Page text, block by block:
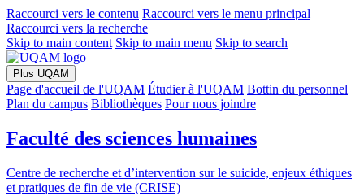
Raccourci vers le contenu Raccourci vers le menu principal
Raccourci vers la recherche
Skip to main content Skip to main menu Skip to search
Plus UQAM
Page d'accueil de l'UQAM Étudier à l'UQAM Bottin du personnel
Plan du campus Bibliothèques Pour nous joindre
Faculté des sciences humaines
Centre de recherche et d’intervention sur le suicide, enjeux éthiques
et pratiques de fin de vie (CRISE)